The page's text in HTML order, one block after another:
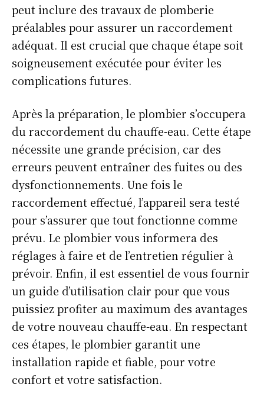
peut inclure des travaux de plomberie
préalables pour assurer un raccordement
adéquat. Il est crucial que chaque étape soit
soigneusement exécutée pour éviter les
complications futures.
Après la préparation, le plombier s’occupera
du raccordement du chauffe-eau. Cette étape
nécessite une grande précision, car des
erreurs peuvent entraîner des fuites ou des
dysfonctionnements. Une fois le
raccordement effectué, l’appareil sera testé
pour s’assurer que tout fonctionne comme
prévu. Le plombier vous informera des
réglages à faire et de l’entretien régulier à
prévoir. Enfin, il est essentiel de vous fournir
un guide d’utilisation clair pour que vous
puissiez profiter au maximum des avantages
de votre nouveau chauffe-eau. En respectant
ces étapes, le plombier garantit une
installation rapide et fiable, pour votre
confort et votre satisfaction.